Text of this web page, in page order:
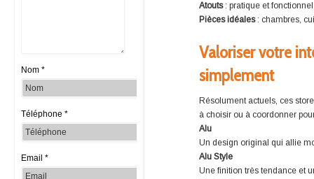
Atouts: pratique et fonctionnel
Pièces idéales: chambres,
Valoriser votre
simplement
Résolument actuels, ces
à choisir ou à coordonner
Alu
Un design original qui allie
Alu Style
Une finition très tendance et
Nom *
Téléphone *
Email *